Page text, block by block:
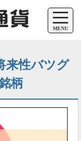
MENU
来性バツグ
柄